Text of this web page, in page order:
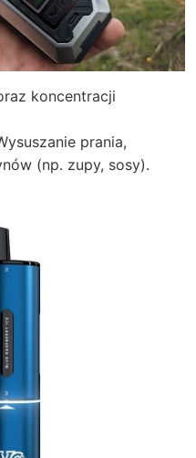
koncentracji
prania,
(np. zupy, sosy).